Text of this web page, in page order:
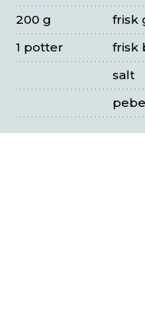
frisk
200 g
frisk
1 potter
salt